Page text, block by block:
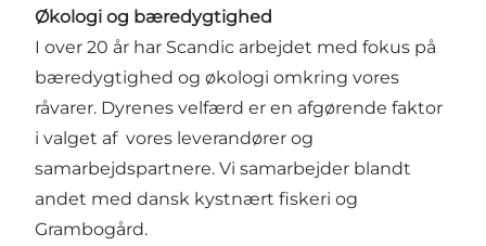
Økologi og bæredygtighed
I over 20 år har Scandic arbejdet med fokus på
bæredygtighed og økologi omkring vores
råvarer. Dyrenes velfærd er en afgørende faktor
i valget af vores leverandører og
samarbejdspartnere. Vi samarbejder blandt
andet med dansk kystnært fiskeri og
Grambogård.